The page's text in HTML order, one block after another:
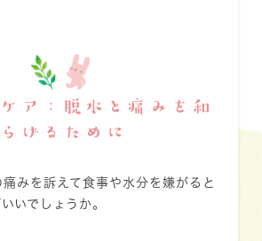
ア：脱水と痛みを和
らげるために
みを訴えて食事や水分を嫌がると
いでしょうか。